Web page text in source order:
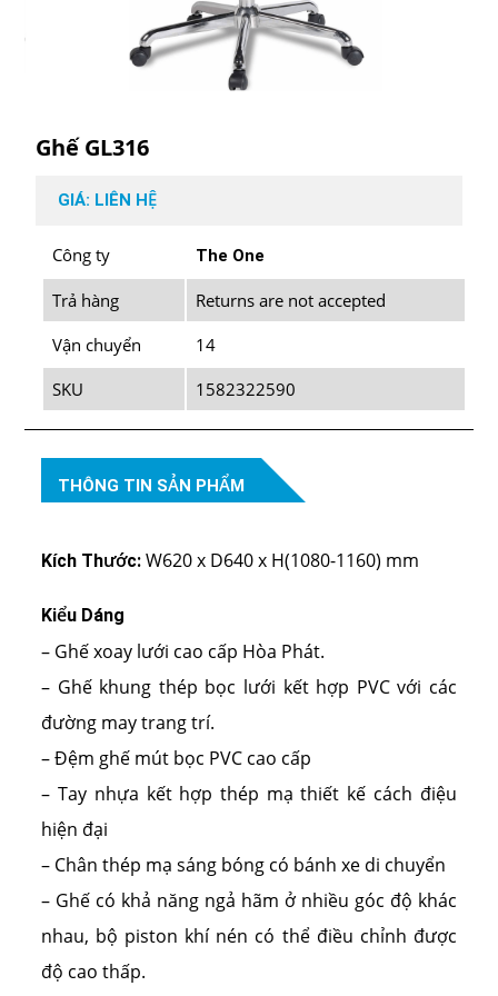
Ghế GL316
GIÁ: LIÊN HỆ
Công ty The One
Trả hàng
Returns are not accepted
Vận chuyển
14
SKU
1582322590
THÔNG TIN SẢN PHẨM
Kích Thước: W620 x D640 x H(1080-1160) mm
Kiểu Dáng
– Ghế xoay lưới cao cấp Hòa Phát.
– Ghế khung thép bọc lưới kết hợp PVC với các
đường may trang trí.
– Đệm ghế mút bọc PVC cao cấp
– Tay nhựa kết hợp thép mạ thiết kế cách điệu
hiện đại
– Chân thép mạ sáng bóng có bánh xe di chuyển
– Ghế có khả năng ngả hãm ở nhiều góc độ khác
nhau, bộ piston khí nén có thể điều chỉnh được
độ cao thấp.